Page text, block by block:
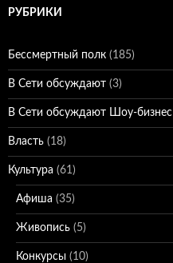
РУБРИКИ
Бессмертный полк (185)
В Сети обсуждают (3)
В Сети обсуждают Шоу-бизнес
Власть (18)
Культура (61)
Афиша (35)
Живопись (5)
Конкурсы (10)